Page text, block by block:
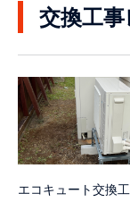
交換工
エコキュート交換